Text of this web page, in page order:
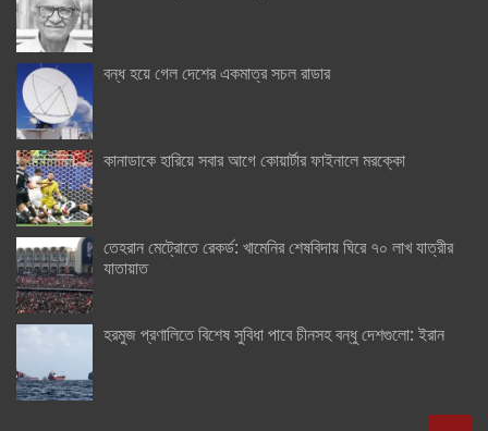
বন্ধ হয়ে গেল দেশের একমাত্র সচল রাডার
কানাডাকে হারিয়ে সবার আগে কোয়ার্টার ফাইনালে মরক্কো
তেহরান মেট্রোতে রেকর্ড: খামেনির শেষবিদায় ঘিরে ৭০ লাখ যাত্রীর
যাতায়াত
হরমুজ প্রণালিতে বিশেষ সুবিধা পাবে চীনসহ বন্ধু দেশগুলো: ইরান